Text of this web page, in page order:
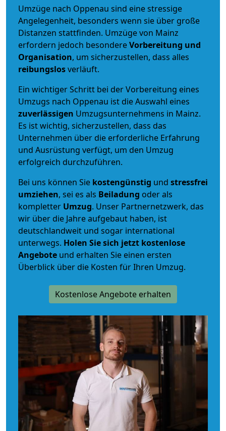
Umzüge nach Oppenau sind eine stressige
Angelegenheit, besonders wenn sie über große
Distanzen stattfinden. Umzüge von Mainz
erfordern jedoch besondereVorbereitung und
Organisation, um sicherzustellen, dass alles
reibungslosverläuft.
Ein wichtiger Schritt bei der Vorbereitung eines
Umzugs nach Oppenau ist die Auswahl eines
zuverlässigen Umzugsunternehmens in Mainz.
Es ist wichtig, sicherzustellen, dass das
Unternehmen über die erforderliche Erfahrung
und Ausrüstung verfügt, um den Umzug
erfolgreich durchzuführen.
Bei uns können Sie kostengünstig und stressfrei
umziehen, sei es als Beiladung oder als
kompletter Umzug. Unser Partnernetzwerk, das
wir über die Jahre aufgebaut haben, ist
deutschlandweit und sogar international
unterwegs. Holen Sie sich jetzt kostenlose
Angebote und erhalten Sie einen ersten
Überblick über die Kosten für Ihren Umzug.
Kostenlose Angebote erhalten